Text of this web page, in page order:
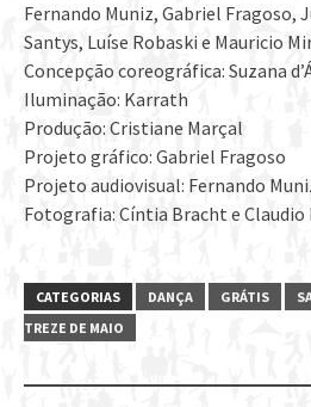
Fernando Muniz, Gabriel Fragoso,
Santys, Luíse Robaski e Mauricio
Concepção coreográfica: Suzana
Iluminação: Karrath
Produção: Cristiane Marçal
Projeto gráfico: Gabriel Fragoso
Projeto audiovisual: Fernando
Fotografia: Cíntia Bracht e Claudio
CATEGORIAS DANÇA GRÁTIS
TREZE DE MAIO